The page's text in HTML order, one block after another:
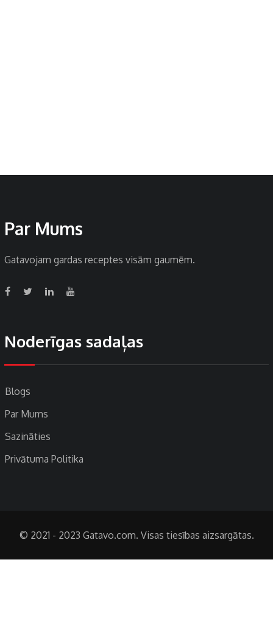
Par Mums
Gatavojam gardas receptes visām gaumēm.
Noderīgas sadaļas
Blogs
Par Mums
Sazināties
Privātuma Politika
© 2021 - 2023 Gatavo.com. Visas tiesības aizsargātas.